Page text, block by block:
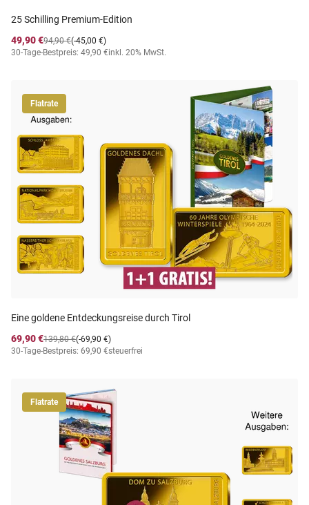
25 Schilling Premium-Edition
49,90 €
(-45,00 €)
94,90 €
30-Tage-Bestpreis: 49,90 €inkl. 20% MwSt.
Flatrate
Eine goldene Entdeckungsreise durch Tirol
69,90 €
(-69,90 €)
139,80 €
30-Tage-Bestpreis: 69,90 €steuerfrei
Flatrate